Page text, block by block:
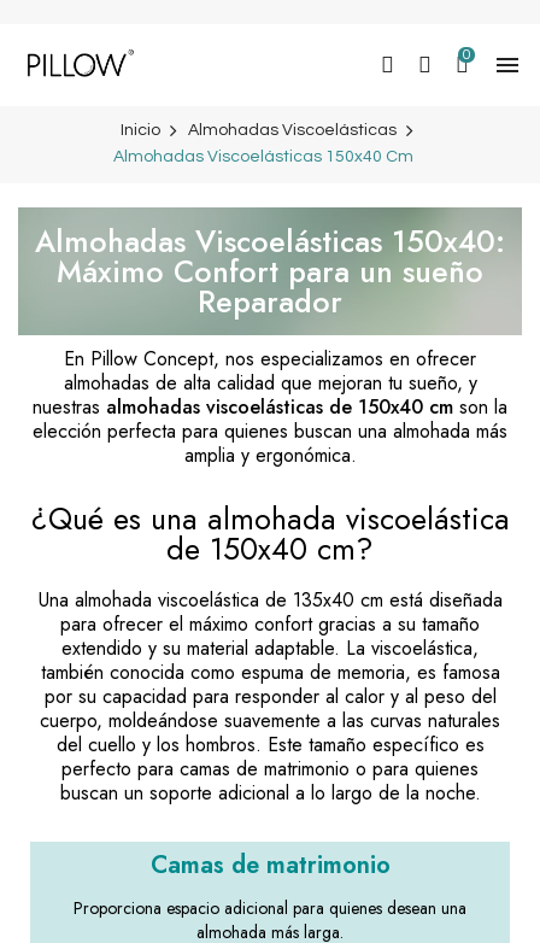
0 
Inicio
Almohadas Viscoelásticas
Almohadas Viscoelásticas 150x40 Cm
Almohadas Viscoelásticas 150x40:
Máximo Confort para un sueño
Reparador
En Pillow Concept, nos especializamos en ofrecer
almohadas de alta calidad que mejoran tu sueño, y
nuestras almohadas viscoelásticas de 150x40 cm son la
elección perfecta para quienes buscan una almohada más
amplia y ergonómica.
¿Qué es una almohada viscoelástica
de 150x40 cm?
Una almohada viscoelástica de 135x40 cm está diseñada
para ofrecer el máximo confort gracias a su tamaño
extendido y su material adaptable. La viscoelástica,
también conocida como espuma de memoria, es famosa
por su capacidad para responder al calor y al peso del
cuerpo, moldeándose suavemente a las curvas naturales
del cuello y los hombros. Este tamaño específico es
perfecto para camas de matrimonio o para quienes
buscan un soporte adicional a lo largo de la noche.
Camas de matrimonio
Proporciona espacio adicional para quienes desean una
almohada más larga.